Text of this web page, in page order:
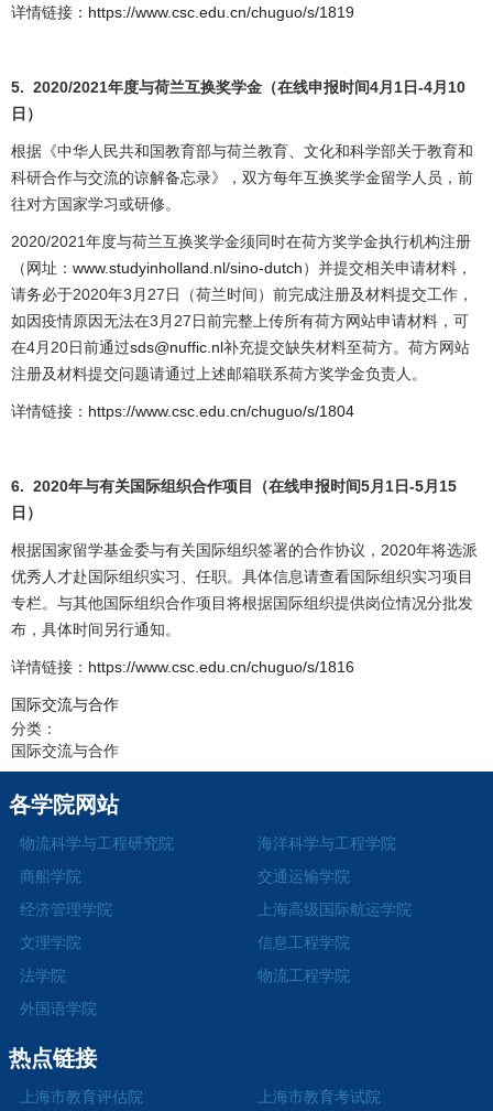
详情链接： https://www.csc.edu.cn/chuguo/s/1819
5. 2020/2021年度与荷兰互换奖学金（在线申报时间4月1日-4月10
日）
根据《中华人民共和国教育部与荷兰教育、文化和科学部关于教育和
科研合作与交流的谅解备忘录》，双方每年互换奖学金留学人员，前
往对方国家学习或研修。
2020/2021年度与荷兰互换奖学金须同时在荷方奖学金执行机构注册
（网址： www.studyinholland.nl/sino-dutch）并提交相关申请材料，
请务必于2020年3月27日（荷兰时间）前完成注册及材料提交工作，
如因疫情原因无法在3月27日前完整上传所有荷方网站申请材料，可
在4月20日前通过sds@nuffic.nl补充提交缺失材料至荷方。荷方网站
注册及材料提交问题请通过上述邮箱联系荷方奖学金负责人。
详情链接： https://www.csc.edu.cn/chuguo/s/1804
6. 2020年与有关国际组织合作项目（在线申报时间5月1日-5月15
日）
根据国家留学基金委与有关国际组织签署的合作协议，2020年将选派
优秀人才赴国际组织实习、任职。具体信息请查看国际组织实习项目
专栏。与其他国际组织合作项目将根据国际组织提供岗位情况分批发
布，具体时间另行通知。
详情链接： https://www.csc.edu.cn/chuguo/s/1816
国际交流与合作
分类：
国际交流与合作
各学院网站
物流科学与工程研究院
海洋科学与工程学院
商船学院
交通运输学院
经济管理学院
上海高级国际航运学院
文理学院
信息工程学院
法学院
物流工程学院
外国语学院
热点链接
上海市教育评估院 上海市教育考试院